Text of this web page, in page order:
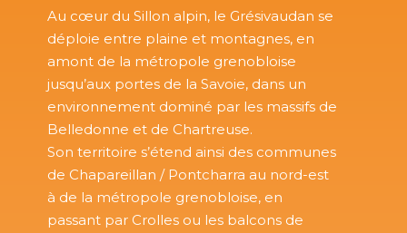
Au cœur du Sillon alpin, le Grésivaudan se
déploie entre plaine et montagnes, en
amont de la métropole grenobloise
jusqu’aux portes de la Savoie, dans un
environnement dominé par les massifs de
Belledonne et de Chartreuse.
Son territoire s’étend ainsi des communes
de Chapareillan / Pontcharra au nord-est
à de la métropole grenobloise, en
passant par Crolles ou les balcons de